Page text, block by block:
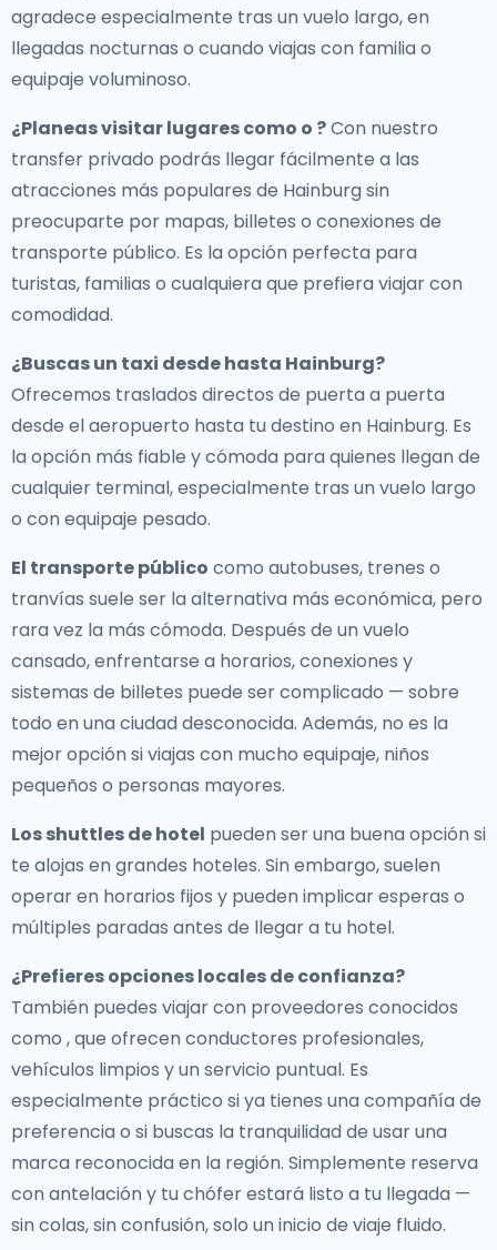
agradece especialmente tras un vuelo largo, en
llegadas nocturnas o cuando viajas con familia o
equipaje voluminoso.
¿Planeas visitar lugares como o ?Con nuestro
transfer privado podrás llegar fácilmente a las
atracciones más populares de Hainburg sin
preocuparte por mapas, billetes o conexiones de
transporte público. Es la opción perfecta para
turistas, familias o cualquiera que prefiera viajar con
comodidad.
¿Buscas un taxi desde hasta Hainburg?
Ofrecemos traslados directos de puerta a puerta
desde el aeropuerto hasta tu destino en Hainburg. Es
la opción más fiable y cómoda para quienes llegan de
cualquier terminal, especialmente tras un vuelo largo
o con equipaje pesado.
El transporte público como autobuses, trenes o
tranvías suele ser la alternativa más económica, pero
rara vez la más cómoda. Después de un vuelo
cansado, enfrentarse a horarios, conexiones y
sistemas de billetes puede ser complicado — sobre
todo en una ciudad desconocida. Además, no es la
mejor opción si viajas con mucho equipaje, niños
pequeños o personas mayores.
Los shuttles de hotel pueden ser una buena opción si
te alojas en grandes hoteles. Sin embargo, suelen
operar en horarios fijos y pueden implicar esperas o
múltiples paradas antes de llegar a tu hotel.
¿Prefieres opciones locales de confianza?
También puedes viajar con proveedores conocidos
como , que ofrecen conductores profesionales,
vehículos limpios y un servicio puntual. Es
especialmente práctico si ya tienes una compañía de
preferencia o si buscas la tranquilidad de usar una
marca reconocida en la región. Simplemente reserva
con antelación y tu chófer estará listo a tu llegada —
sin colas, sin confusión, solo un inicio de viaje fluido.